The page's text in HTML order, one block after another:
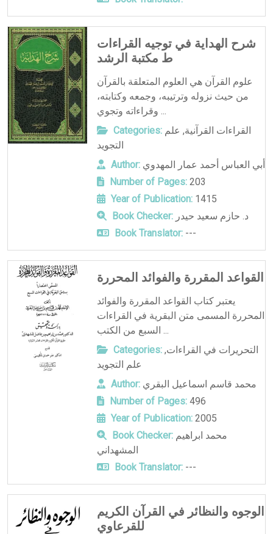
شرح الهداية في توجيه القراءات
ط مكتبة الرشد
علوم القرآن هي العلوم المتعلقة بالقرآن
من حيث نزوله وترتيبه، وجمعه وكتابته،
وقراءاته وتجوي ...
Categories:
القراءات القرآنية, علم
التجويد
Author: أبي العباس أحمد عمار المهدوي
Number of Pages:203
Year of Publication:1415
Book Checker: د. حازم سعيد حيدر
Book Translator:---
القواعد المقررة والفوائد المحررة
يعتبر كتاب القواعد المقررة والفوائد
المحررة المسمى متن البقرية في القراءات
السبع من الكتب ...
Categories: التحريرات في القراءات,
علم التجويد
Author: محمد قاسم اسماعيل البقري
Number of Pages:496
Year of Publication:2005
Book Checker:محمد ابراهيم
المشهداني
Book Translator:---
الوجوه والنظائر في القرآن الكريم
للقرعاوي